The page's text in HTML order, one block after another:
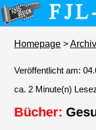
Homepage >
Veröffentlicht am:
ca. 2 Minute(n)
Bücher: